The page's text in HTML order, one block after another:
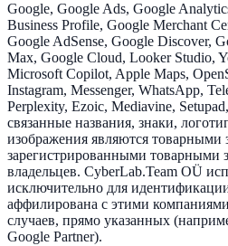
Google, Google Ads, Google
Business Profile, Google Merchant
Google AdSense, Google Discover,
Max, Google Cloud, Looker Studio,
Microsoft Copilot, Apple Maps,
Instagram, Messenger, WhatsApp,
Perplexity, Ezoic, Mediavine,
связанные названия, знаки,
изображения являются товарными
зарегистрированными товарными
владельцев. CyberLab.Team OÜ
исключительно для
аффилирована с этими
случаев, прямо указанных
Google Partner).